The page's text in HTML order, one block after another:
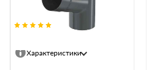
Характеристики